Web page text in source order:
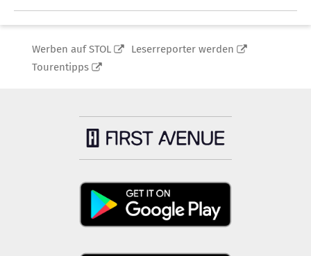
Werben auf STOL
Leserreporter werden
Tourentipps